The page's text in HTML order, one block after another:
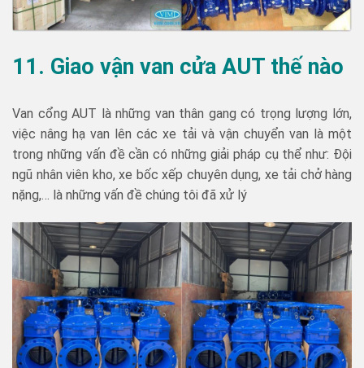
11. Giao vận van cửa AUT thế nào
Van cổng AUT là những van thân gang có trọng lượng lớn,
việc nâng hạ van lên các xe tải và vận chuyển van là một
trong những vấn đề cần có những giải pháp cụ thể như: Đội
ngũ nhân viên kho, xe bốc xếp chuyên dụng, xe tải chở hàng
nặng,… là những vấn đề chúng tôi đã xử lý